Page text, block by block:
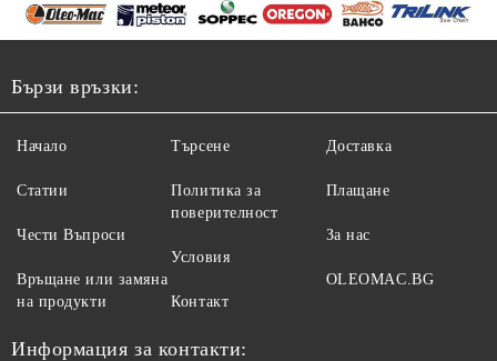
Бързи връзки:
Начало
Статии
Чести Въпроси
Връщане или замяна
на продукти
Търсене
Политика за
поверителност
Условия
Контакт
Доставка
Плащане
За нас
OLEOMAC.BG
Информация за контакти: